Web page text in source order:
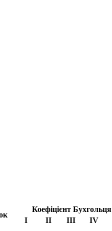
Коефіцієнт Бухгольця
I
II III IV